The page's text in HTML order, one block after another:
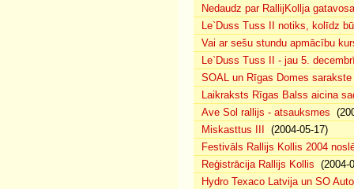
Nedaudz par RallijKollja
Le`Duss Tuss II notiks, kolīdz
Vai ar sešu stundu apmācību
Le`Duss Tuss II - jau 5.
SOAL un Rīgas Domes
Laikraksts Rīgas Balss aicina
Ave Sol rallijs - atsauksmes
Miskasttus III
(2004-05-17)
Festivāls Rallijs Kollis 2004
Reģistrācija Rallijs Kollis (2004-
Hydro Texaco Latvija un SO